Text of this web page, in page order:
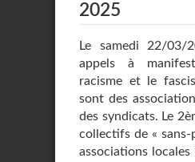
2025
Le samedi 22/
appels à
racisme et le
sont des
des syndicats. Le
collectifs de « sans-
associations